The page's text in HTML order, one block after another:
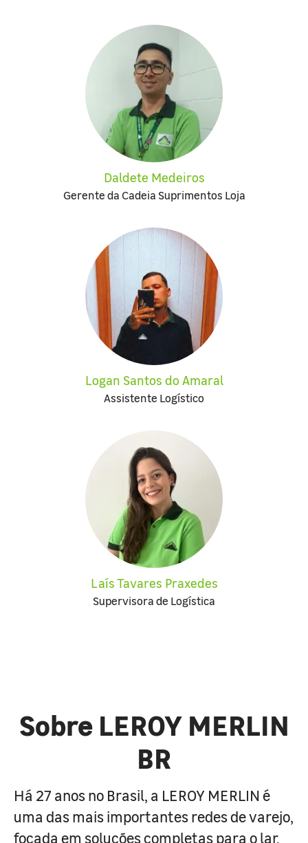
Daldete Medeiros
Gerente da Cadeia Suprimentos Loja
Logan Santos do Amaral
Assistente Logístico
Laís Tavares Praxedes
Supervisora de Logística
Sobre LEROY MERLIN
BR
Há 27 anos no Brasil, a LEROY MERLIN é
uma das mais importantes redes de varejo,
focada em soluções completas para o lar.